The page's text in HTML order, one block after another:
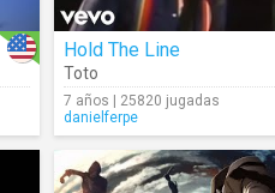
Hold The Line
Toto
7 años | 25820 jugadas
danielferpe